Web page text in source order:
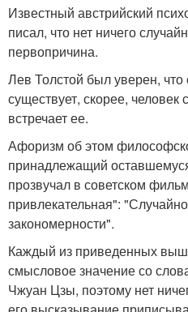
Известный австрийский
писал, что нет ничего
первопричина.
Лев Толстой был уверен, что
существует, скорее, человек
встречает ее.
Афоризм об этом
принадлежащий
прозвучал в советском
привлекательная":
закономерности".
Каждый из приведенных
смысловое значение со
Чжуан Цзы, поэтому нет